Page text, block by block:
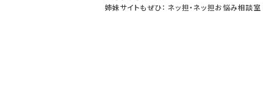
姉妹サイトもぜひ： ネッ担・ネッ担お悩み相談室